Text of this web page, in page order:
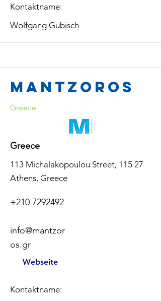
Kontaktname:
Wolfgang Gubisch
Mantzoros
Greece
Greece
113 Michalakopoulou Street, 115 27
Athens, Greece
+210 7292492
info@mantzor
os.gr
Webseite
Kontaktname: